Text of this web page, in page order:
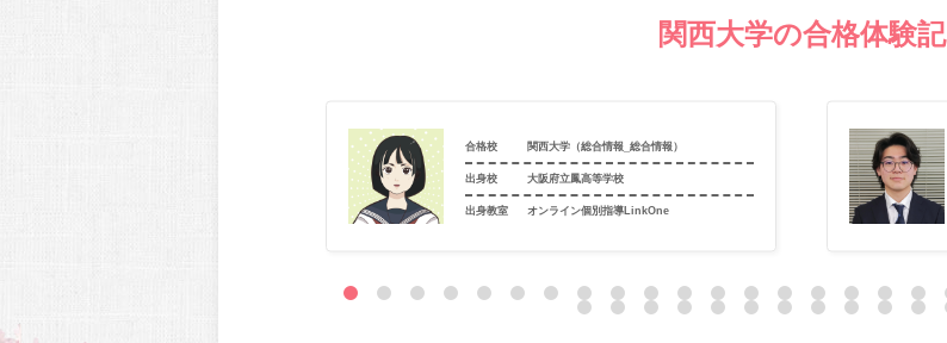
関西大学の合格体験記
合格校 関西大学（総合情報_総合情報）
出身校 大阪府立鳳高等学校
出身教室 オンライン個別指導LinkOne